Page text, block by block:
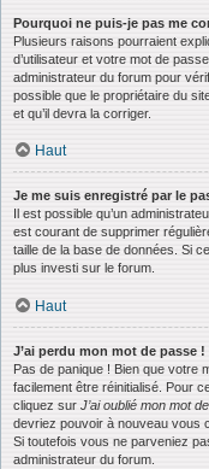
Pourquoi ne puis-je pas me
Plusieurs raisons pourraient
d’utilisateur et votre mot de
administrateur du forum pour
possible que le propriétaire du
et qu’il devra la corriger.
Haut
Je me suis enregistré par le
Il est possible qu’un
est courant de supprimer
taille de la base de données. Si
plus investi sur le forum.
Haut
J’ai perdu mon mot de passe !
Pas de panique ! Bien que votre
facilement être réinitialisé. Pour
cliquez sur J’ai oublié mon mot
devriez pouvoir à nouveau vous
Si toutefois vous ne parveniez
administrateur du forum.